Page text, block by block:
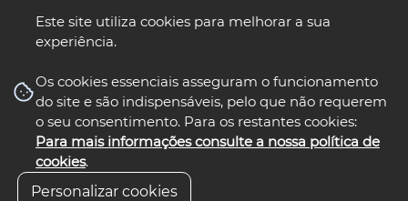
Este site utiliza cookies para melhorar a sua
experiência.
Os cookies essenciais asseguram o funcionamento
do site e são indispensáveis, pelo que não requerem
o seu consentimento. Para os restantes cookies:
Para mais informações consulte a nossa política de
cookies.
Personalizar cookies
nos select language